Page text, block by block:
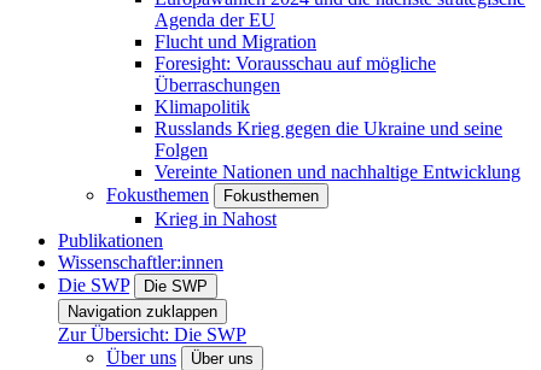
Agenda der EU
Flucht und Migration
Foresight: Vorausschau auf mögliche
Überraschungen
Klimapolitik
Russlands Krieg gegen die Ukraine und seine
Folgen
Vereinte Nationen und nachhaltige Entwicklung
Fokusthemen
Fokusthemen
Krieg in Nahost
Publikationen
Wissenschaftler:innen
Die SWP
Die SWP
Navigation zuklappen
Zur Übersicht: Die SWP
Über uns
Über uns